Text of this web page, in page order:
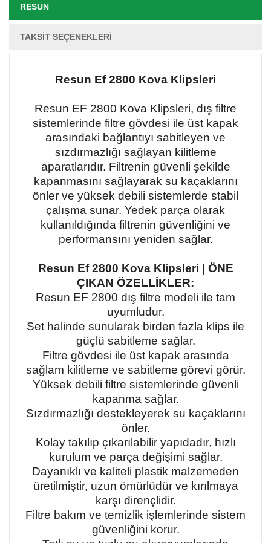
RESUN
TAKSIT SEÇENEKLERI
Resun Ef 2800 Kova Klipsleri
Resun EF 2800 Kova Klipsleri, dış filtre
sistemlerinde filtre gövdesi ile üst kapak
arasındaki bağlantıyı sabitleyen ve
sızdırmazlığı sağlayan kilitleme
aparatlarıdır. Filtrenin güvenli şekilde
kapanmasını sağlayarak su kaçaklarını
önler ve yüksek debili sistemlerde stabil
çalışma sunar. Yedek parça olarak
kullanıldığında filtrenin güvenliğini ve
performansını yeniden sağlar.
Resun Ef 2800 Kova Klipsleri | ÖNE
ÇIKAN ÖZELLİKLER:
Resun EF 2800 dış filtre modeli ile tam
uyumludur.
Set halinde sunularak birden fazla klips ile
güçlü sabitleme sağlar.
Filtre gövdesi ile üst kapak arasında
sağlam kilitleme ve sabitleme görevi görür.
Yüksek debili filtre sistemlerinde güvenli
kapanma sağlar.
Sızdırmazlığı destekleyerek su kaçaklarını
önler.
Kolay takılıp çıkarılabilir yapıdadır, hızlı
kurulum ve parça değişimi sağlar.
Dayanıklı ve kaliteli plastik malzemeden
üretilmiştir, uzun ömürlüdür ve kırılmaya
karşı dirençlidir.
Filtre bakım ve temizlik işlemlerinde sistem
güvenliğini korur.